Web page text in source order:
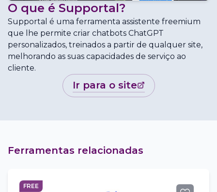
O que é Supportal?
Supportal é uma ferramenta assistente freemium
que lhe permite criar chatbots ChatGPT
personalizados, treinados a partir de qualquer site,
melhorando as suas capacidades de serviço ao
cliente.
ir para o site
Ferramentas relacionadas
FREE